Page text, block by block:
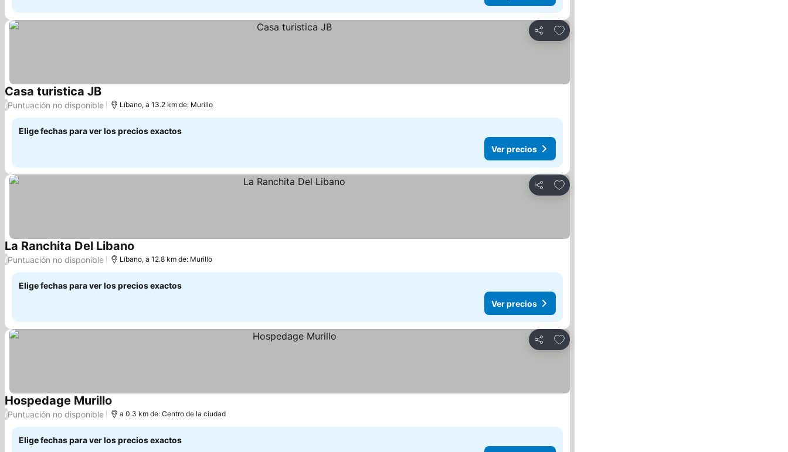
Compartir
Agregar a favoritos
Casa turistica JBVer precios
/Puntuación no disponible Líbano, a 13.2 km de: Murillo
Elige fechas para ver los precios exactos
Ver precios
Compartir
Agregar a favoritos
La Ranchita Del Libano
/Puntuación no disponible Líbano, a 12.8 km de: Murillo
Elige fechas para ver los precios exactos
Ver precios
Compartir
Agregar a favoritos
Hospedage MurilloVer precios
/Puntuación no disponible a 0.3 km de: Centro de la ciudad
Elige fechas para ver los precios exactos